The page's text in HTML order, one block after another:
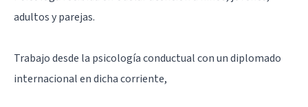
adultos y parejas.
Trabajo desde la psicología conductual con un diplomado
internacional en dicha corriente,